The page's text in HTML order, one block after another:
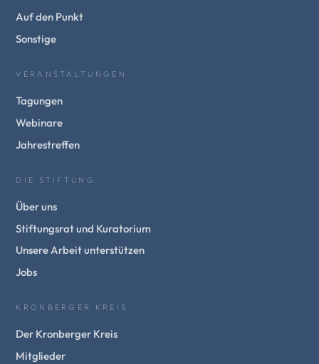
Auf den Punkt
Sonstige
VERANSTALTUNGEN
Tagungen
Webinare
Jahrestreffen
DIE STIFTUNG
Über uns
Stiftungsrat und Kuratorium
Unsere Arbeit unterstützen
Jobs
KRONBERGER KREIS
Der Kronberger Kreis
Mitglieder